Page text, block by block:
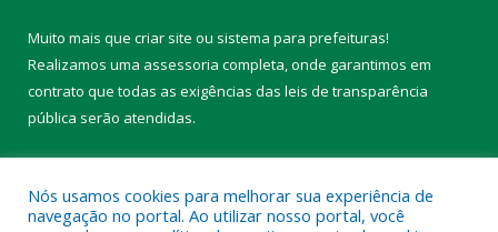
Muito mais que criar site ou sistema para prefeituras!
Realizamos uma assessoria completa, onde garantimos em
contrato que todas as exigências das leis de transparência
pública serão atendidas.
Nós usamos cookies para melhorar sua experiência de
navegação no portal. Ao utilizar nosso portal, você